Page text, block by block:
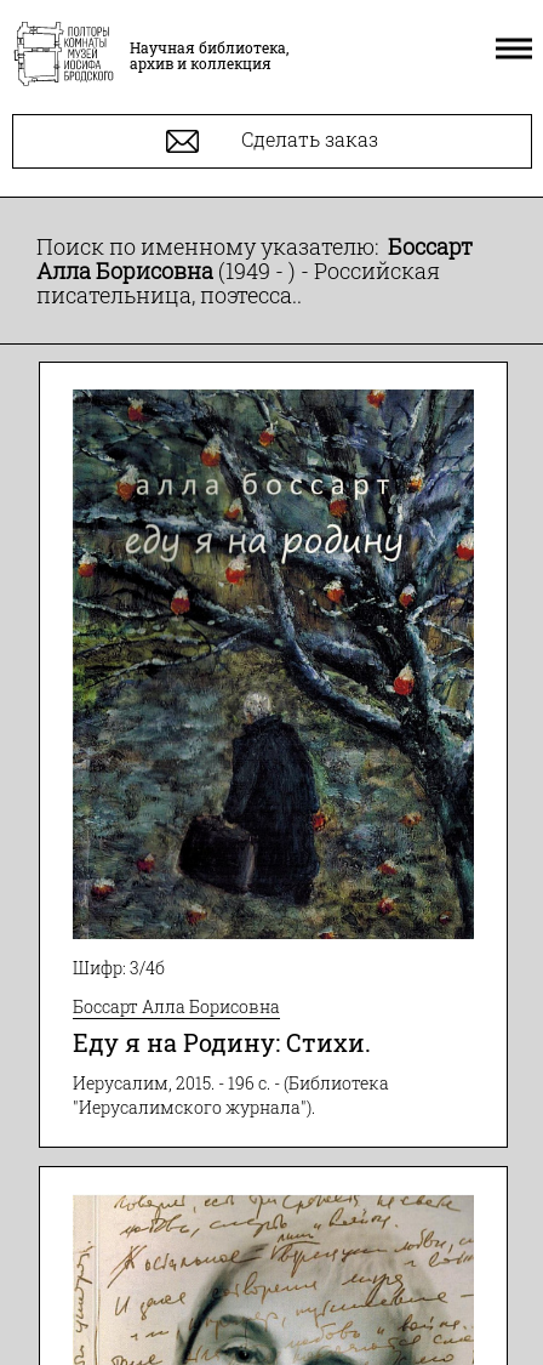
Научная библиотека,
архив и коллекция
Сделать заказ
Поиск по именному указателю: Боссарт
Алла Борисовна (1949 - ) - Российская
писательница, поэтесса..
Шифр: 3/4б
Боссарт Алла Борисовна
Еду я на Родину: Стихи.
Иерусалим, 2015. - 196 с. - (Библиотека
"Иерусалимского журнала").